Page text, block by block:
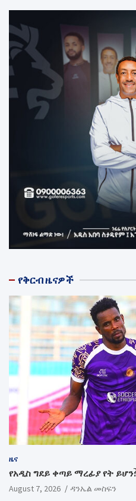
የቅርብ ዜናዎች
ዜና
የአዲስ ግደይ ቀጣይ ማረፊያ የት
August 7, 2026 ዳንኤል መስፍን